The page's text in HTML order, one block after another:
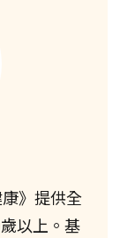
》提供全
以上。基